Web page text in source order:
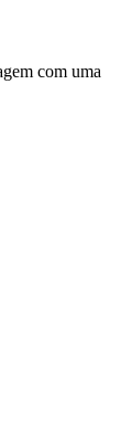
com uma